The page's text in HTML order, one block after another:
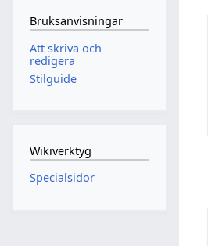
Bruksanvisningar
Att skriva och
redigera
Stilguide
Wikiverktyg
Specialsidor